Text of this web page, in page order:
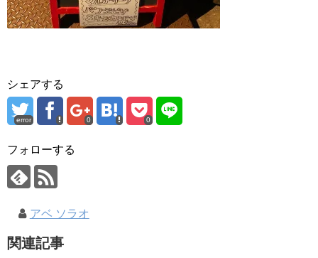
シェアする
error 0 0
フォローする
アベ ソラオ
関連記事